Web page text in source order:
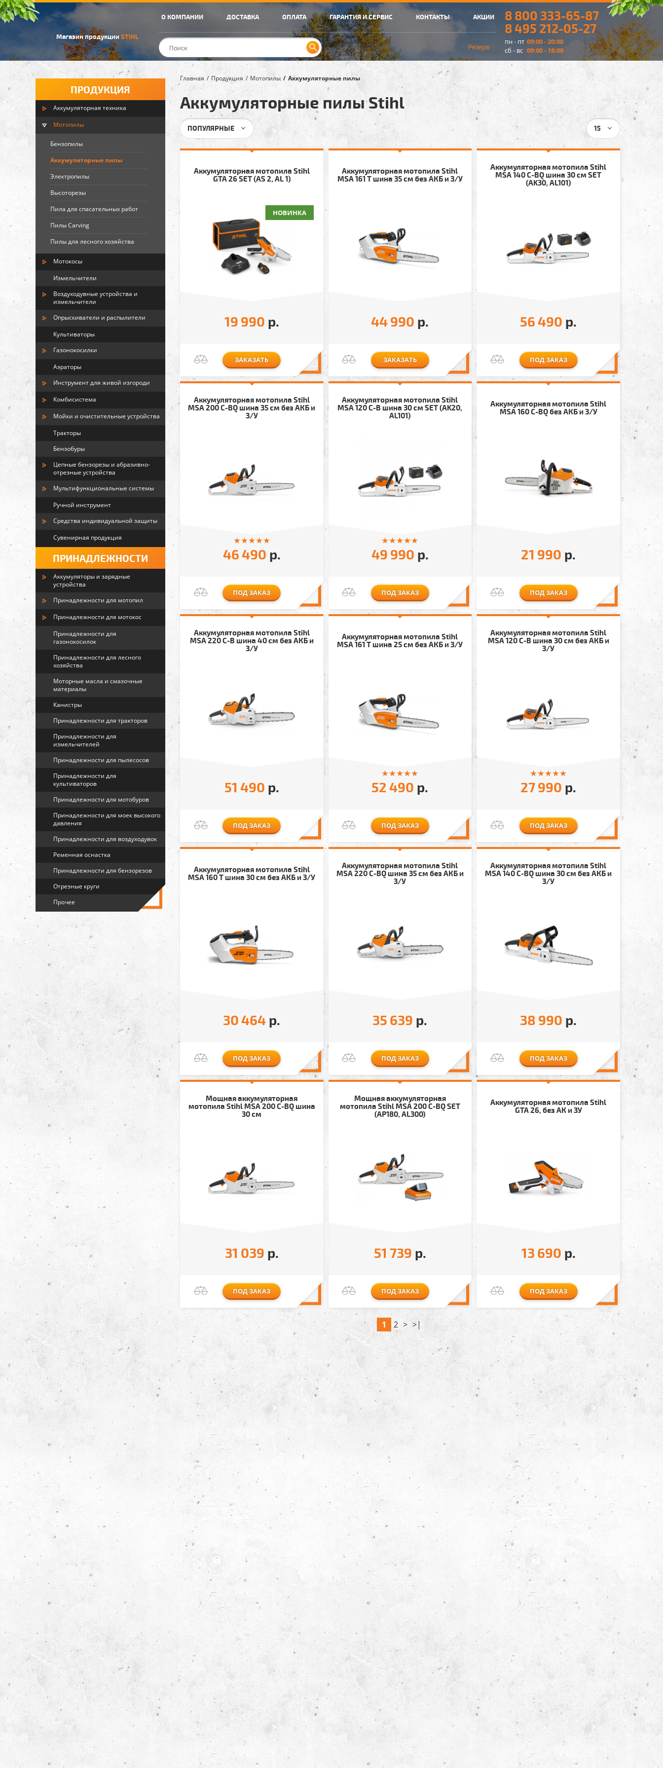
Магазин продукции STIHL
О КОМПАНИИ ДОСТАВКА ОПЛАТА ГАРАНТИЯ И СЕРВИС КОНТАКТЫ АКЦИИ
Резерв
8 800 333-65-87
8 495 212-05-27
пн - пт 09:00 - 20:00
сб - вс 09:00 - 18:00
ПРОДУКЦИЯ
Аккумуляторная техника
Мотопилы
Бензопилы
Аккумуляторные пилы
Электропилы
Высоторезы
Пила для спасательных работ
Пилы Carving
Пилы для лесного хозяйства
Мотокосы
Измельчители
Воздуходувные устройства и
измельчители
Опрыскиватели и распылители
Культиваторы
Газонокосилки
Аэраторы
Инструмент для живой изгороди
Комбисистема
Мойки и очистительные устройства
Тракторы
Бензобуры
Цепные бензорезы и абразивно-
отрезные устройства
Мультифункциональные системы
Ручной инструмент
Средства индивидуальной защиты
Сувенирная продукция
ПРИНАДЛЕЖНОСТИ
Аккумуляторы и зарядные
устройства
Принадлежности для мотопил
Принадлежности для мотокос
Принадлежности для
газонокосилок
Принадлежности для лесного
хозяйства
Моторные масла и смазочные
материалы
Канистры
Принадлежности для тракторов
Принадлежности для
измельчителей
Принадлежности для пылесосов
Принадлежности для
культиваторов
Принадлежности для мотобуров
Принадлежности для моек высокого
давления
Принадлежности для воздуходувок
Ременная оснастка
Принадлежности для бензорезов
Отрезные круги
Прочее
Главная Продукция Мотопилы Аккумуляторные пилы
Аккумуляторные пилы Stihl
ПОПУЛЯРНЫЕ 15
Аккумуляторная мотопила Stihl
GTA 26 SET (AS 2, AL 1)
НОВИНКА
19 990 р.
ЗАКАЗАТЬ
Аккумуляторная мотопила Stihl
MSA 161 T шина 35 см без АКБ и З/У
44 990 р.
ЗАКАЗАТЬ
Аккумуляторная мотопила Stihl
MSA 140 C-BQ шина 30 см SET
(AK30, AL101)
56 490 р.
ПОД ЗАКАЗ
Аккумуляторная мотопила Stihl
MSA 200 C-BQ шина 35 см без АКБ и
З/У
46 490 р.
ПОД ЗАКАЗ
Аккумуляторная мотопила Stihl
MSA 120 C-B шина 30 см SET (AK20,
AL101)
49 990 р.
ПОД ЗАКАЗ
Аккумуляторная мотопила Stihl
MSA 160 C-BQ без АКБ и З/У
21 990 р.
ПОД ЗАКАЗ
Аккумуляторная мотопила Stihl
MSA 220 C-B шина 40 см без АКБ и
З/У
51 490 р.
ПОД ЗАКАЗ
Аккумуляторная мотопила Stihl
MSA 161 T шина 25 см без АКБ и З/У
52 490 р.
ПОД ЗАКАЗ
Аккумуляторная мотопила Stihl
MSA 120 C-B шина 30 см без АКБ и
З/У
27 990 р.
ПОД ЗАКАЗ
Аккумуляторная мотопила Stihl
MSA 160 T шина 30 см без АКБ и З/У
30 464 р.
ПОД ЗАКАЗ
Аккумуляторная мотопила Stihl
MSA 220 C-BQ шина 35 см без АКБ и
З/У
35 639 р.
ПОД ЗАКАЗ
Аккумуляторная мотопила Stihl
MSA 140 C-BQ шина 30 см без АКБ и
З/У
38 990 р.
ПОД ЗАКАЗ
Мощная аккумуляторная
мотопила Stihl MSA 200 C-BQ шина
30 см
31 039 р.
ПОД ЗАКАЗ
Мощная аккумуляторная
мотопила Stihl MSA 200 C-BQ SET
(AP180, AL300)
51 739 р.
ПОД ЗАКАЗ
Аккумуляторная мотопила Stihl
GTA 26, без АК и ЗУ
13 690 р.
ПОД ЗАКАЗ
1 2 > >|